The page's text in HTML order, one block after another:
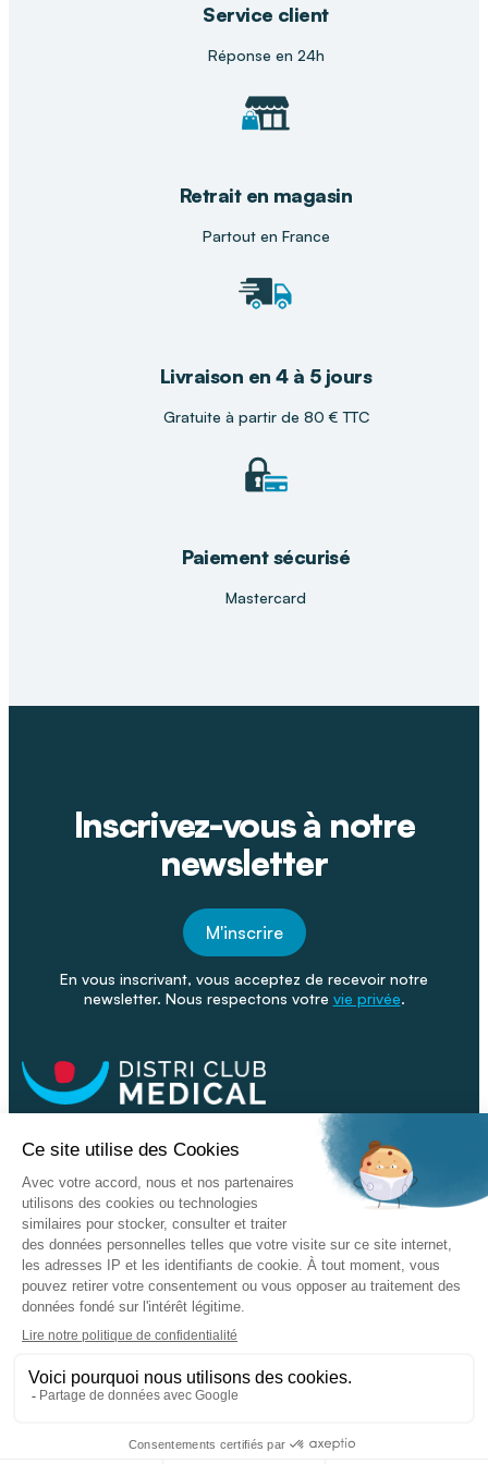
du quotidien. Nos conseillers vous orientent vers
la solution la mieux adaptée pour faciliter
Service client
Réponse en 24h
Retrait en magasin
Partout en France
Livraison en 4 à 5 jours
Gratuite à partir de 80 € TTC
Paiement sécurisé
Mastercard
Inscrivez-vous à notre
newsletter
M'inscrire
En vous inscrivant, vous acceptez de recevoir notre
newsletter. Nous respectons votre vie privée.
Nos catalogues
Nos conseils - Blog
Devenir franchisé
Retour & SAV
Données personnelles
L'enseigne
Copyright © 2026 DISTRI CLUB MEDICAL. Tous droits réservés
Conditions Générales de VenteMentions légales - CGU